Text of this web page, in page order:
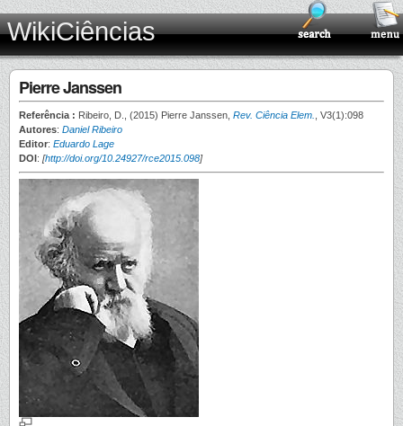
WikiCiências
Pierre Janssen
Referência : Ribeiro, D., (2015) Pierre Janssen, Rev. Ciência Elem.
, V3(1):098
Autores: Daniel Ribeiro
Editor: Eduardo Lage
DOI: [http://doi.org/10.24927/rce2015.098]